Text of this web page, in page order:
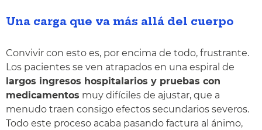
Una carga que va más allá del cuerpo
Convivir con esto es, por encima de todo, frustrante.
Los pacientes se ven atrapados en una espiral de
largos ingresos hospitalarios y pruebas con
medicamentos muy difíciles de ajustar, que a
menudo traen consigo efectos secundarios severos.
Todo este proceso acaba pasando factura al ánimo,